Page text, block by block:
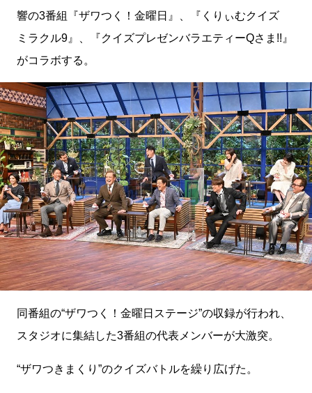
響の3番組『ザワつく！金曜日』、『くりぃむクイズ
ミラクル9』、『クイズプレゼンバラエティーQさま!!』
がコラボする。
同番組の“ザワつく！金曜日ステージ”の収録が行われ、
スタジオに集結した3番組の代表メンバーが大激突。
“ザワつきまくり”のクイズバトルを繰り広げた。